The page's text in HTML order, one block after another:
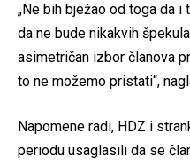
„Ne bih bježao od toga da
da ne bude nikakvih
asimetričan izbor članova
to ne možemo pristati“,
Napomene radi, HDZ i
periodu usaglasili da se